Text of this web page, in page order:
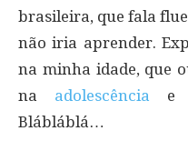
brasileira, que fala
não iria aprender.
na minha idade, que
na adolescência e
Blábláblá…